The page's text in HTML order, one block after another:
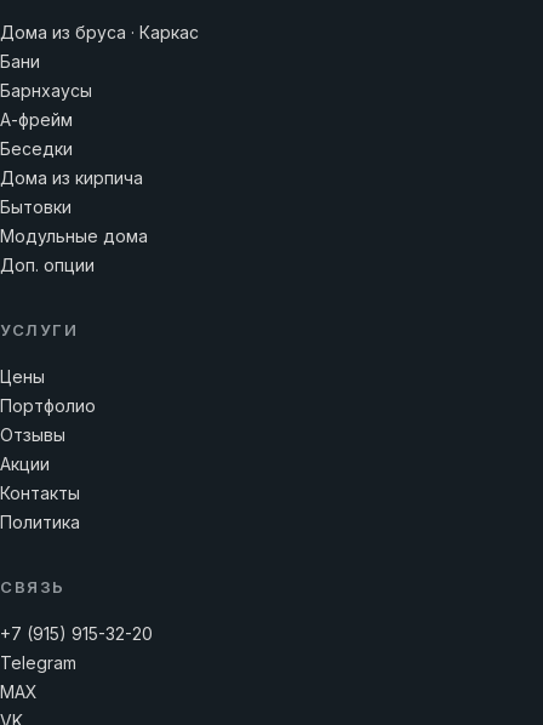
Дома из бруса · Каркас
Бани
Барнхаусы
А-фрейм
Беседки
Дома из кирпича
Бытовки
Модульные дома
Доп. опции
УСЛУГИ
Цены
Портфолио
Отзывы
Акции
Контакты
Политика
СВЯЗЬ
+7 (915) 915-32-20
Telegram
MAX